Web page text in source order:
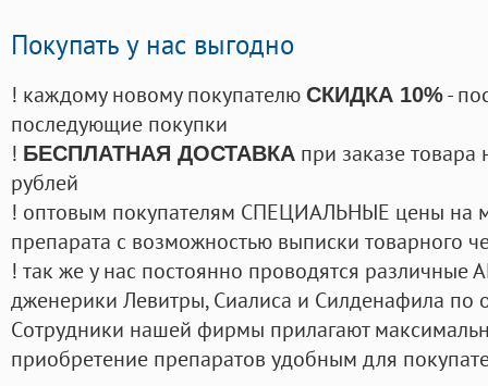
Покупать у нас выгодно
! каждому новому покупателю СКИДКА 10%-
последующие покупки
! БЕСПЛАТНАЯ ДОСТАВКА при заказе
рублей
! оптовым покупателям СПЕЦИАЛЬНЫЕ цены на
препарата с возможностью выписки товарного
! так же у нас постоянно проводятся
дженерики Левитры, Сиалиса и Силденафила по
Cотрудники нашей фирмы прилагают
приобретение препаратов удобным для